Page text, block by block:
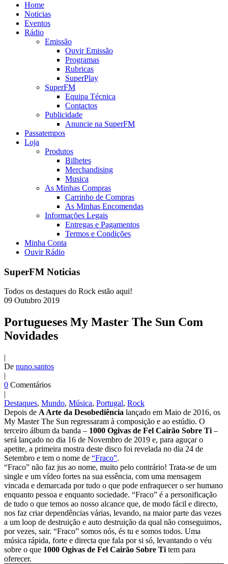
Home
Noticias
Eventos
Rádio
Emissão
Ouvir Emissão
Programas
Rubricas
SuperPlay
SuperFM
Equipa Técnica
Contactos
Publicidade
Anuncie na SuperFM
Passatempos
Loja
Produtos
Bilhetes
Merchandising
Musica
As Minhas Compras
Carrinho de Compras
As Minhas Encomendas
Informações Legais
Entregas e Pagamentos
Termos e Condições
Minha Conta
Ouvir Rádio
SuperFM Noticias
Todos os destaques do Rock estão aqui!
09 Outubro 2019
Portugueses My Master The Sun Com
Novidades
|
De nuno.santos
|
0 Comentários
|
Destaques, Mundo, Música, Portugal, Rock
Depois de A Arte da Desobediência lançado em Maio de 2016, os
My Master The Sun regressaram à composição e ao estúdio. O
terceiro álbum da banda – 1000 Ogivas de Fel Cairão Sobre Ti –
será lançado no dia 16 de Novembro de 2019 e, para aguçar o
apetite, a primeira mostra deste disco foi revelada no dia 24 de
Setembro e tem o nome de “Fraco”.
“Fraco” não faz jus ao nome, muito pelo contrário! Trata-se de um
single e um vídeo fortes na sua essência, com uma mensagem
vincada e demarcada por tudo o que pode enfraquecer o ser humano
enquanto pessoa e enquanto sociedade. “Fraco” é a personificação
de tudo o que temos ao nosso alcance que, de modo fácil e directo,
nos faz criar dependências várias, levando, na maior parte das vezes
a um loop de destruição e auto destruição da qual não conseguimos,
por vezes, sair. “Fraco” somos nós, és tu e somos todos. Uma
música rápida, forte e directa que fala por si só, levantando o véu
sobre o que 1000 Ogivas de Fel Cairão Sobre Ti tem para
oferecer.